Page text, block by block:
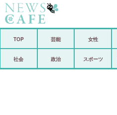
TOP 芸能 女性
社会 政治 スポーツ